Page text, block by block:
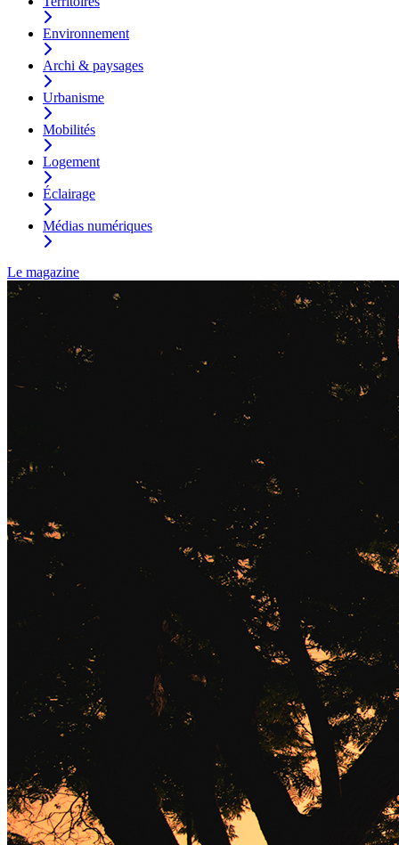
Environnement
Archi & paysages
Urbanisme
Mobilités
Logement
Éclairage
Médias numériques
Le magazine